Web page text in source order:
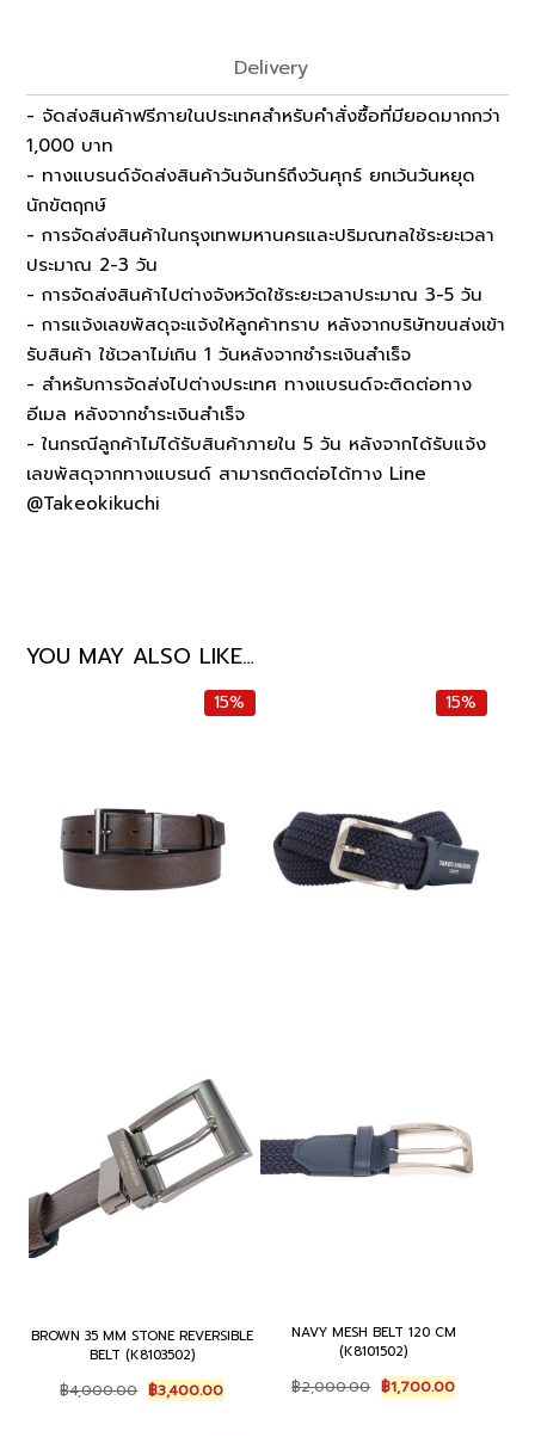
Delivery
- จัดส่งสินค้าฟรีภายในประเทศสำหรับคำสั่งซื้อที่มียอดมากกว่า
1,000 บาท
- ทางแบรนด์จัดส่งสินค้าวันจันทร์ถึงวันศุกร์ ยกเว้นวันหยุด
นักขัตฤกษ์
- การจัดส่งสินค้าในกรุงเทพมหานครและปริมณฑลใช้ระยะเวลา
ประมาณ 2-3 วัน
- การจัดส่งสินค้าไปต่างจังหวัดใช้ระยะเวลาประมาณ 3-5 วัน
- การแจ้งเลขพัสดุจะแจ้งให้ลูกค้าทราบ หลังจากบริษัทขนส่งเข้า
รับสินค้า ใช้เวลาไม่เกิน 1 วันหลังจากชำระเงินสำเร็จ
- สำหรับการจัดส่งไปต่างประเทศ ทางแบรนด์จะติดต่อทาง
อีเมล หลังจากชำระเงินสำเร็จ
- ในกรณีลูกค้าไม่ได้รับสินค้าภายใน 5 วัน หลังจากได้รับแจ้ง
เลขพัสดุจากทางแบรนด์ สามารถติดต่อได้ทาง Line
@Takeokikuchi
YOU MAY ALSO LIKE…
15%
BROWN 35 MM STONE REVERSIBLE
BELT (K8103502)
฿4,000.00 Original
price
฿3,400.00Current
price
15%
NAVY MESH BELT 120 CM
(K8101502)
฿2,000.00 Original
price
฿1,700.00Current
price